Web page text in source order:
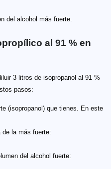
del alcohol más fuerte.
al 91 % en
3 litros de isopropanol al 91 %
pasos:
(isopropanol) que tienes. En este
la más fuerte:
del alcohol fuerte: